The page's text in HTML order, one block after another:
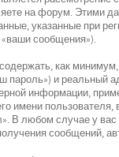
на форум. Этими
указанные при
сообщения»).
как
пароль») и реальный
информации,
имени
В любом случае у
сообщений,